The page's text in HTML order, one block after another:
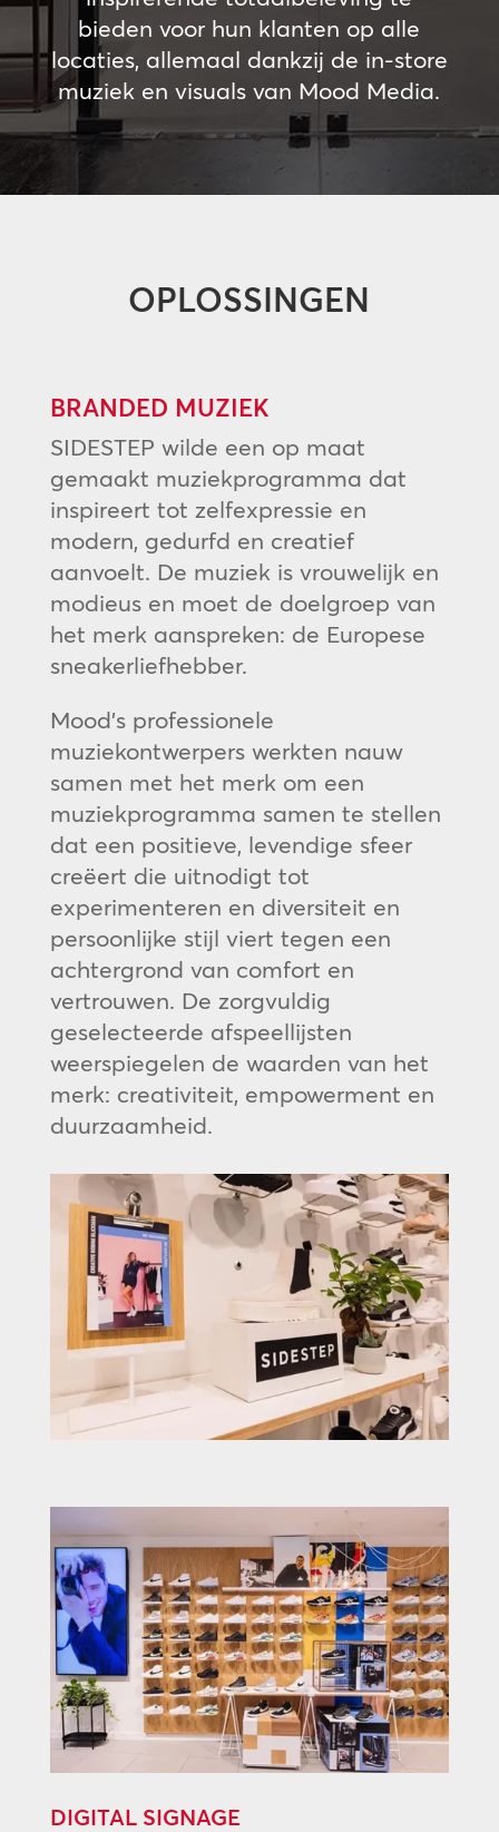
bieden voor hun klanten op alle
locaties, allemaal dankzij de in-store
muziek en visuals van Mood Media.
OPLOSSINGEN
BRANDED MUZIEK
SIDESTEP wilde een op maat
gemaakt muziekprogramma dat
inspireert tot zelfexpressie en
modern, gedurfd en creatief
aanvoelt. De muziek is vrouwelijk en
modieus en moet de doelgroep van
het merk aanspreken: de Europese
sneakerliefhebber.
Mood’s professionele
muziekontwerpers werkten nauw
samen met het merk om een
muziekprogramma samen te stellen
dat een positieve, levendige sfeer
creëert die uitnodigt tot
experimenteren en diversiteit en
persoonlijke stijl viert tegen een
achtergrond van comfort en
vertrouwen. De zorgvuldig
geselecteerde afspeellijsten
weerspiegelen de waarden van het
merk: creativiteit, empowerment en
duurzaamheid.
DIGITAL SIGNAGE